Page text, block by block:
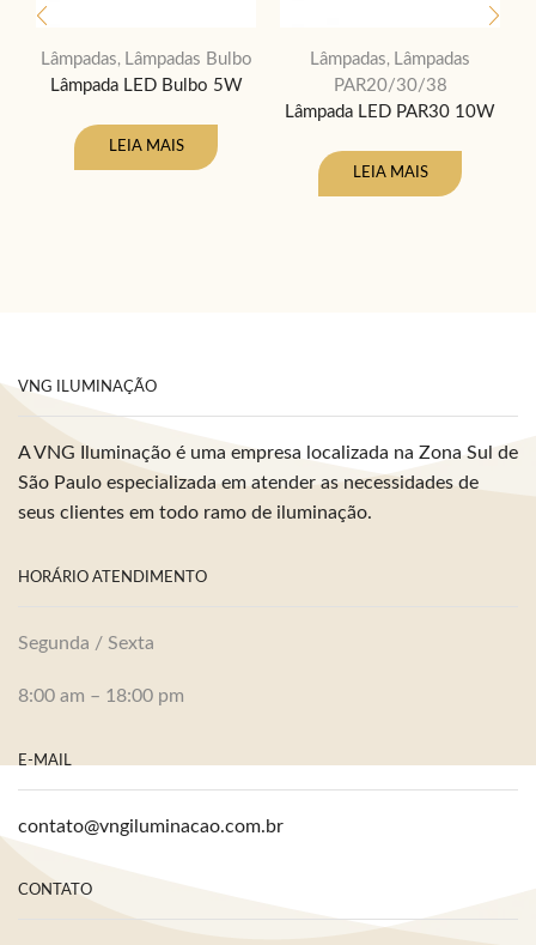
Lâmpadas, Lâmpadas Bulbo
Lâmpada LED Bulbo 5W
LEIA MAIS
Lâmpadas, Lâmpadas
PAR20/30/38
Lâmpada LED PAR30 10W
LEIA MAIS
VNG ILUMINAÇÃO
A VNG Iluminação é uma empresa localizada na Zona Sul de
São Paulo especializada em atender as necessidades de
seus clientes em todo ramo de iluminação.
HORÁRIO ATENDIMENTO
Segunda / Sexta
8:00 am – 18:00 pm
E-MAIL
contato@vngiluminacao.com.br
CONTATO